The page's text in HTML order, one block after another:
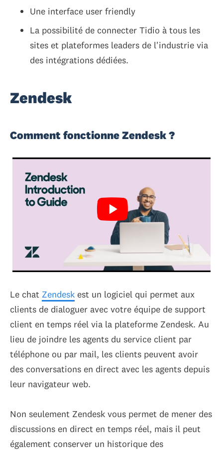
Une interface user friendly
La possibilité de connecter Tidio à tous les
sites et plateformes leaders de l'industrie via
des intégrations dédiées.
Zendesk
Comment fonctionne Zendesk ?
Le chat Zendesk est un logiciel qui permet aux
clients de dialoguer avec votre équipe de support
client en temps réel via la plateforme Zendesk. Au
lieu de joindre les agents du service client par
téléphone ou par mail, les clients peuvent avoir
des conversations en direct avec les agents depuis
leur navigateur web.
Non seulement Zendesk vous permet de mener des
discussions en direct en temps réel, mais il peut
également conserver un historique des